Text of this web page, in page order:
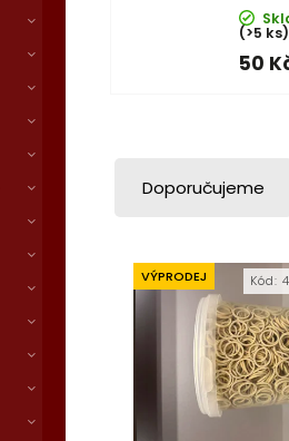
(>5 ks)
50
Doporučujeme
VÝPRODEJ Kód: